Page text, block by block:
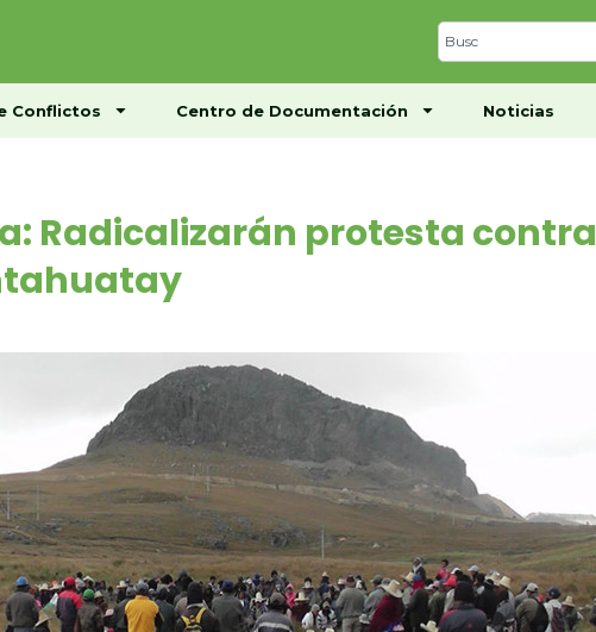
Conflictos Centro de Documentación Noticias
Centro de Documentación
Radicalizarán protesta contra